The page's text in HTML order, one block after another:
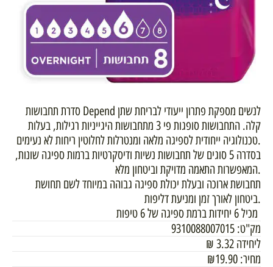
סדרת תחבושות Depend לנשים מספקת פתרון ייעודי לבריחת שתן
קלה. התחבושות סופגות פי 3 מתחבושות היגייניות רגילות, בעלות
טכנולוגיה ייחודית לספיגה מלאה ומנטרלות לחלוטין ריחות לא נעימים.
בסדרה 5 סוגים של תחבושות נשיות ודיסקרטיות ברמות ספיגה שונות,
המאפשרות התאמה מדויקת וביטחון מלא.
תחבושת ארוכה ובעלת יכולת ספיגה גבוהה במיוחד לשם תחושת
ביטחון לאורך זמן ומניעת דליפות.
מכיל 6 יחידות ברמת ספיגה של 6 טיפות
מק"ט: 9310088007015
ליחידה 3.32
₪
מחיר:
₪19.90